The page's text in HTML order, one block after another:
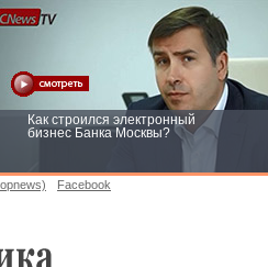
Как строился электронный
бизнес Банка Москвы?
Facebook